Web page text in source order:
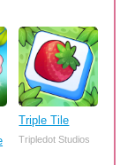
Triple Tile
Tripledot Studios